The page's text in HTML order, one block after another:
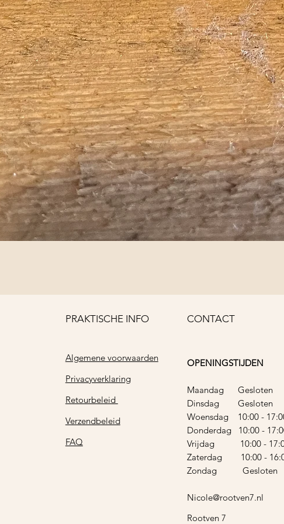
PRAKTISCHE INFO
Algemene voorwaarden
Privacyverklaring
Retourbeleid
Verzendbeleid
FAQ
CONTACT
OPENINGSTIJDEN
Maandag Gesloten
Dinsdag Gesloten
Woensdag 10:00 -
Donderdag 10:00 -
Vrijdag 10:00 -
Zaterdag 10:00 -
Zondag Gesloten
Nicole@rootven7.nl
Rootven 7